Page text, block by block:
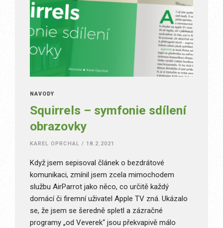
NÁVODY
Squirrels – symfonie sdílení
obrazovky
KAREL OPRCHAL / 18.2.2021
Když jsem sepisoval článek o bezdrátové
komunikaci, zmínil jsem zcela mimochodem
službu AirParrot jako něco, co určitě každý
domácí či firemní uživatel Apple TV zná. Ukázalo
se, že jsem se šeredně spletl a zázračné
programy „od Veverek“ jsou překvapivě málo